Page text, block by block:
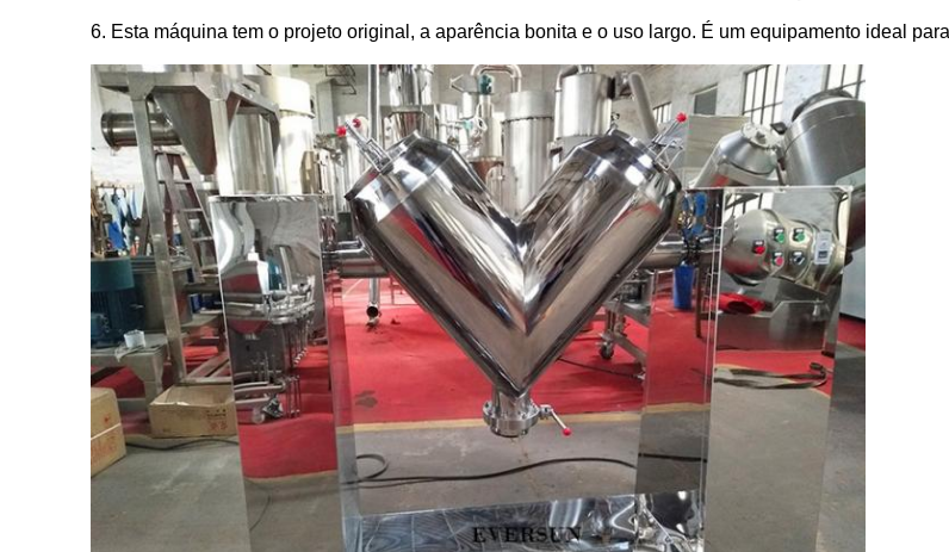
6. Esta máquina tem o projeto original, a aparência bonita e o uso largo. É um equipamento ideal